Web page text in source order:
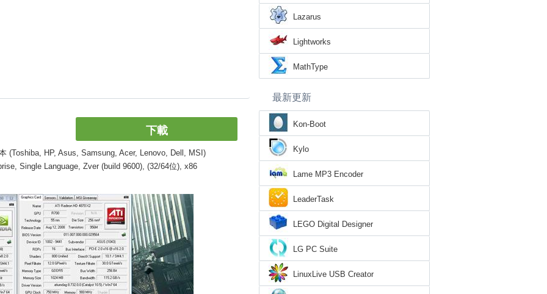
下載
(Toshiba, HP, Asus, Samsung, Acer, Lenovo, Dell, MSI)
Single Language, Zver (build 9600), (32/64位), x86
Lazarus
Lightworks
MathType
最新更新
Kon-Boot
Kylo
Lame MP3 Encoder
LeaderTask
LEGO Digital Designer
LG PC Suite
LinuxLive USB Creator